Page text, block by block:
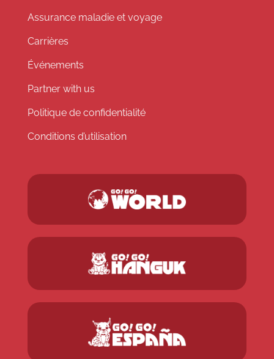
Assurance maladie et voyage
Carrières
Événements
Partner with us
Politique de confidentialité
Conditions d’utilisation